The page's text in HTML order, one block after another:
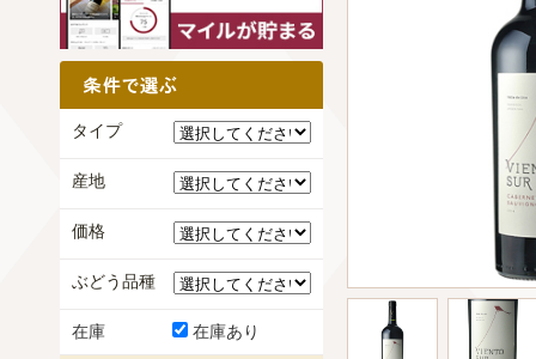
タイプ
産地
価格
ぶどう品種
在庫 在庫あり